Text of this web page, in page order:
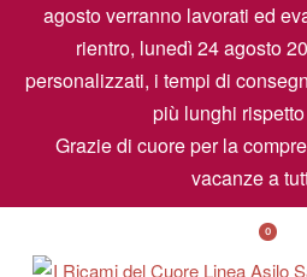
agosto verranno lavorati ed
rientro, lunedì 24 agosto
personalizzati, i tempi di
più lunghi
Grazie di cuore per la
vacanze a
0